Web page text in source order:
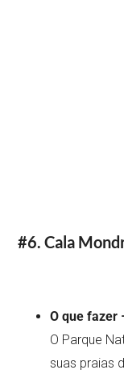
#6. Cala
O que fazer
O Parque
suas praias